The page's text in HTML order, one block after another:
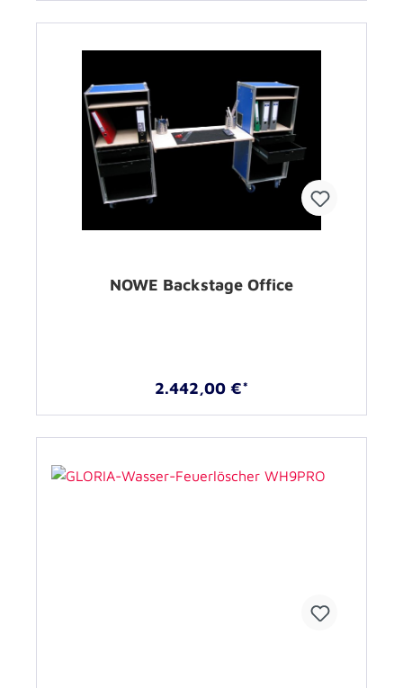
NOWE Backstage Office
2.442,00 €*